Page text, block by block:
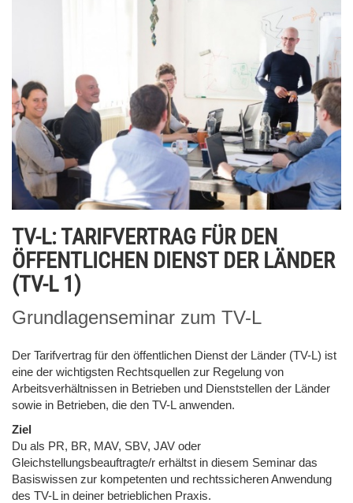
TV-L: TARIFVERTRAG FÜR DEN
ÖFFENTLICHEN DIENST DER LÄNDER
(TV-L 1)
Grundlagenseminar zum TV-L
Der Tarifvertrag für den öffentlichen Dienst der Länder (TV-L) ist
eine der wichtigsten Rechtsquellen zur Regelung von
Arbeitsverhältnissen in Betrieben und Dienststellen der Länder
sowie in Betrieben, die den TV-L anwenden.
Ziel
Du als PR, BR, MAV, SBV, JAV oder
Gleichstellungsbeauftragte/r erhältst in diesem Seminar das
Basiswissen zur kompetenten und rechtssicheren Anwendung
des TV-L in deiner betrieblichen Praxis.